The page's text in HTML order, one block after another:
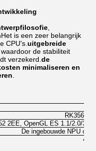
Het is een zeer belangrijk
CPU's. uitgebreide
, waardoor de stabiliteit
verzekerd. de
minimaliseren en
RK3566,
2EE, OpenGL ES 1.1/2.0/32,
De ingebouwde NPU